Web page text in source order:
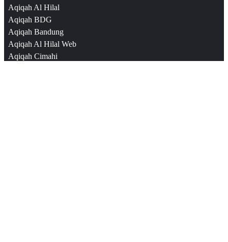
Aqiqah Al Hilal
Aqiqah BDG
Aqiqah Bandung
Aqiqah Al Hilal Web
Aqiqah Cimahi